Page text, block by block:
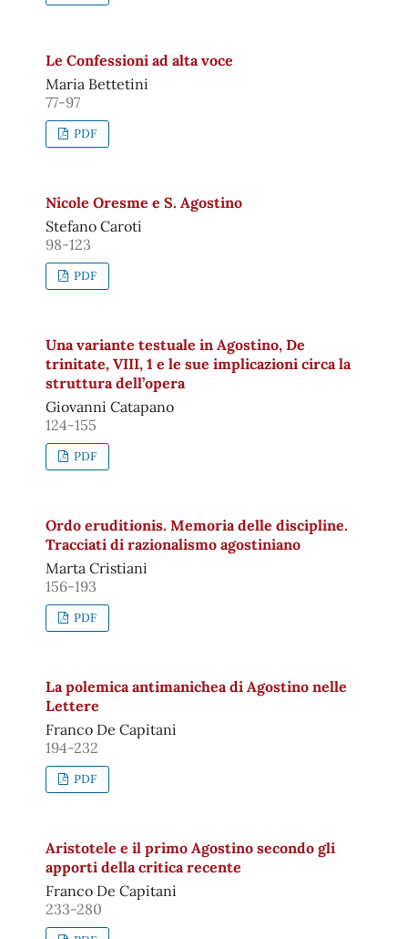
Le Confessioni ad alta voce
Maria Bettetini
77-97
PDF
Nicole Oresme e S. Agostino
Stefano Caroti
98-123
PDF
Una variante testuale in Agostino, De
trinitate, VIII, 1 e le sue implicazioni circa la
struttura dell’opera
Giovanni Catapano
124-155
PDF
Ordo eruditionis. Memoria delle discipline.
Tracciati di razionalismo agostiniano
Marta Cristiani
156-193
PDF
La polemica antimanichea di Agostino nelle
Lettere
Franco De Capitani
194-232
PDF
Aristotele e il primo Agostino secondo gli
apporti della critica recente
Franco De Capitani
233-280